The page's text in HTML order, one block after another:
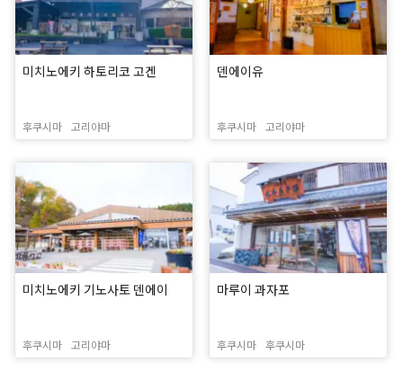
미치노에키 하토리코 고겐
후쿠시마 고리야마
덴에이유
후쿠시마 고리야마
미치노에키 기노사토 덴에이
후쿠시마 고리야마
마루이 과자포
후쿠시마 후쿠시마